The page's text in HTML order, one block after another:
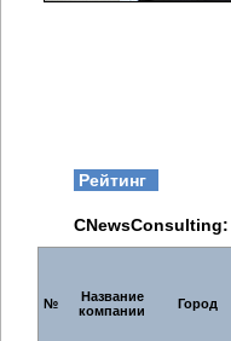
Рейтинг
№
Название
компании
Город